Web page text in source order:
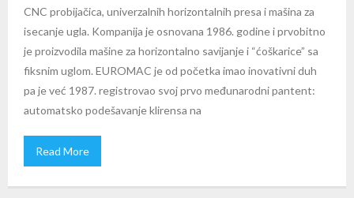
CNC probijačica, univerzalnih horizontalnih presa i mašina za
isecanje ugla. Kompanija je osnovana 1986. godine i prvobitno
je proizvodila mašine za horizontalno savijanje i “ćoškarice” sa
fiksnim uglom. EUROMAC je od početka imao inovativni duh
pa je već 1987. registrovao svoj prvo međunarodni pantent:
automatsko podešavanje klirensa na
Read More